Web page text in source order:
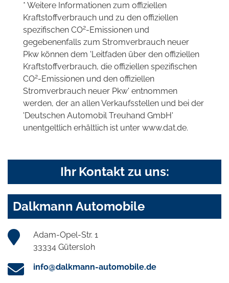
* Weitere Informationen zum offiziellen
Kraftstoffverbrauch und zu den offiziellen
spezifischen CO2-Emissionen und
gegebenenfalls zum Stromverbrauch neuer
Pkw können dem 'Leitfaden über den offiziellen
Kraftstoffverbrauch, die offiziellen spezifischen
CO2-Emissionen und den offiziellen
Stromverbrauch neuer Pkw' entnommen
werden, der an allen Verkaufsstellen und bei der
'Deutschen Automobil Treuhand GmbH'
unentgeltlich erhältlich ist unter www.dat.de.
Ihr Kontakt zu uns:
Dalkmann Automobile
Adam-Opel-Str. 1
33334 Gütersloh
info@dalkmann-automobile.de